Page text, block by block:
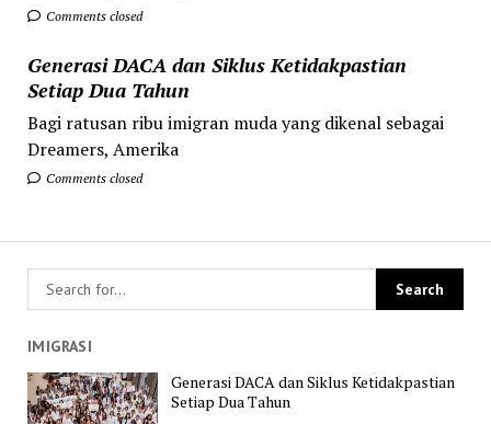
Comments closed
Generasi DACA dan Siklus Ketidakpastian
Setiap Dua Tahun
Bagi ratusan ribu imigran muda yang dikenal sebagai
Dreamers, Amerika
Comments closed
IMIGRASI
Generasi DACA dan Siklus Ketidakpastian
Setiap Dua Tahun